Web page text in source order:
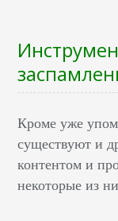
Кроме уже
существуют и
контентом и
некоторые из